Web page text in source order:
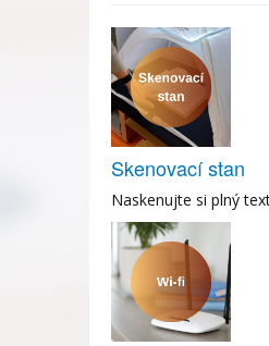
Skenovací stan
Naskenujte si plný